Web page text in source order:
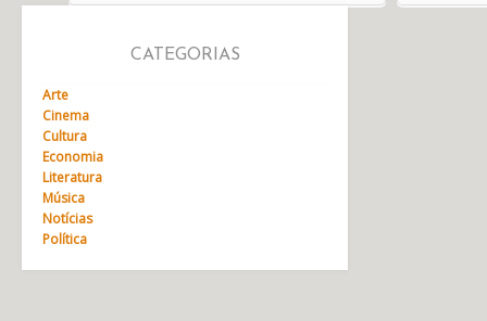
CATEGORIAS
Arte
Cinema
Cultura
Economia
Literatura
Música
Notícias
Política